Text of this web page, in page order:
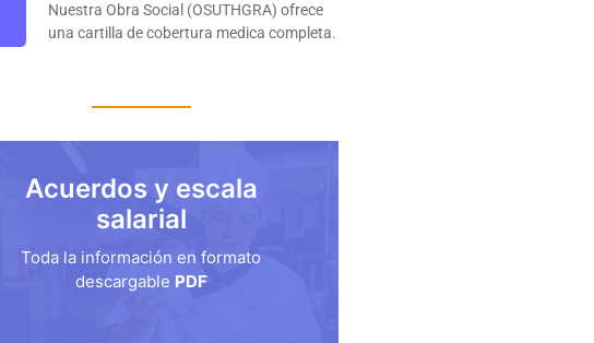
Nuestra Obra Social (OSUTHGRA) ofrece
una cartilla de cobertura medica completa.
Acuerdos y escala
salarial
Toda la información en formato
descargable PDF